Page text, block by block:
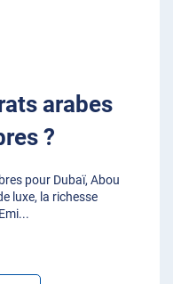
arabes
?
pour Dubaï, Abou
luxe, la richesse
...